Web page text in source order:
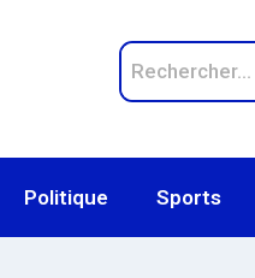
Politique Sports